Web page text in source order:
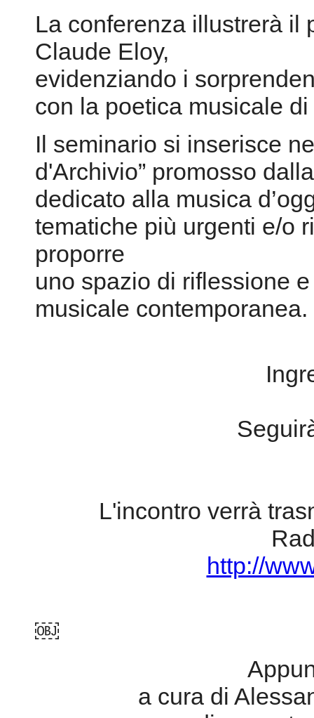
La conferenza illustrerà il
Claude Eloy,
evidenziando i
con la poetica musicale
Il seminario si inserisce
d'Archivio” promosso
dedicato alla musica
tematiche più urgenti e/o
proporre
uno spazio di riflessione
musicale contemporanea.
L'incontro verrà
http://
￼
a cura di